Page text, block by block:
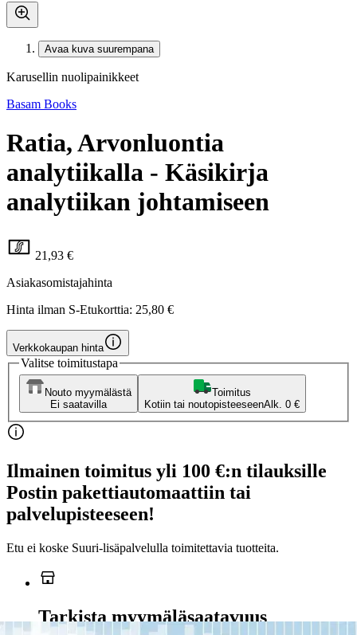
Avaa kuva suurempana
Karusellin nuolipainikkeet
Basam Books
Ratia, Arvonluontia
analytiikalla - Käsikirja
analytiikan johtamiseen
21,93 €
Asiakasomistajahinta
Hinta ilman S-Etukorttia: 25,80 €
Verkkokaupan hinta
Valitse toimitustapa
Nouto myymälästä
Ei saatavilla
Toimitus
Kotiin tai noutopisteeseenAlk. 0 €
Ilmainen toimitus yli 100 €:n tilauksille
Postin pakettiautomaattiin tai
palvelupisteeseen!
Etu ei koske Suuri‑lisäpalvelulla toimitettavia tuotteita.
Tarkista myymäläsaatavuus